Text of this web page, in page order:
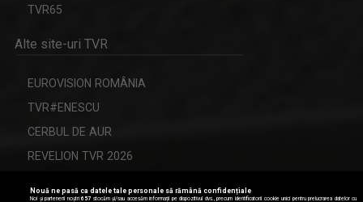
TVR65
Alte site-uri TVR
EUROVISION ROMÂNIA
TVR#ENESCU
CERBUL DE AUR
REVELION TVR 2026
Nouă ne pasă ca datele tale personale să rămână confidențiale
Noi și partenerii noștri657 stocăm și/sau accesăm informații pe dispozitivul dvs., precum identificatorii cookie unici pentru prelucrarea datelor cu